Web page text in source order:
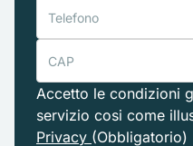
Accetto le condizioni
servizio cosi come
Privacy (Obbligatorio)